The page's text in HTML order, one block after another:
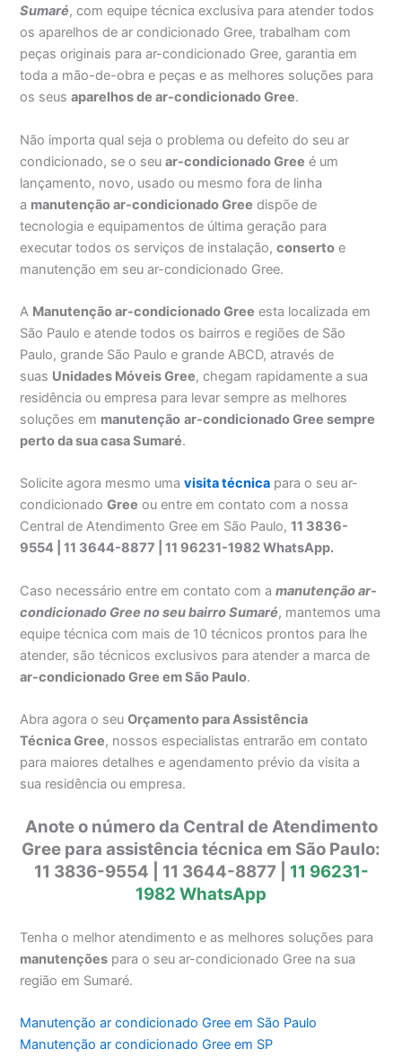
Sumaré, com equipe técnica exclusiva para atender todos
os aparelhos de ar condicionado Gree, trabalham com
peças originais para ar-condicionado Gree, garantia em
toda a mão-de-obra e peças e as melhores soluções para
os seusaparelhos de ar-condicionado Gree.
Não importa qual seja o problema ou defeito do seu ar
condicionado, se o seuar-condicionado Gree é um
lançamento, novo, usado ou mesmo fora de linha
a manutenção ar-condicionado Gree dispõe de
tecnologia e equipamentos de última geração para
executar todos os serviços de instalação,conserto e
manutenção em seu ar-condicionado Gree.
A Manutenção ar-condicionado Gree esta localizada em
São Paulo e atende todos os bairros e regiões de São
Paulo, grande São Paulo e grande ABCD, através de
suas Unidades Móveis Gree, chegam rapidamente a sua
residência ou empresa para levar sempre as melhores
soluções em manutenção ar-condicionado Gree sempre
perto da sua casa Sumaré.
Solicite agora mesmo umavisita técnica para o seu ar-
condicionadoGree ou entre em contato com a nossa
Central de Atendimento Gree em São Paulo,11 3836-
9554 | 11 3644-8877 | 11 96231-1982 WhatsApp.
Caso necessário entre em contato com amanutenção ar-
condicionado Gree no seu bairro Sumaré, mantemos uma
equipe técnica com mais de 10 técnicos prontos para lhe
atender, são técnicos exclusivos para atender a marca de
ar-condicionado Gree em São Paulo.
Abra agora o seuOrçamento para Assistência
Técnica Gree, nossos especialistas entrarão em contato
para maiores detalhes e agendamento prévio da visita a
sua residência ou empresa.
Anote o número da Central de Atendimento
Gree para assistência técnica em São Paulo:
11 3836-9554 | 11 3644-8877 | 11 96231-
1982 WhatsApp
Tenha o melhor atendimento e as melhores soluções para
manutenções para o seu ar-condicionado Gree na sua
região em Sumaré.
Manutenção ar condicionado Gree em São Paulo
Manutenção ar condicionado Gree em SP